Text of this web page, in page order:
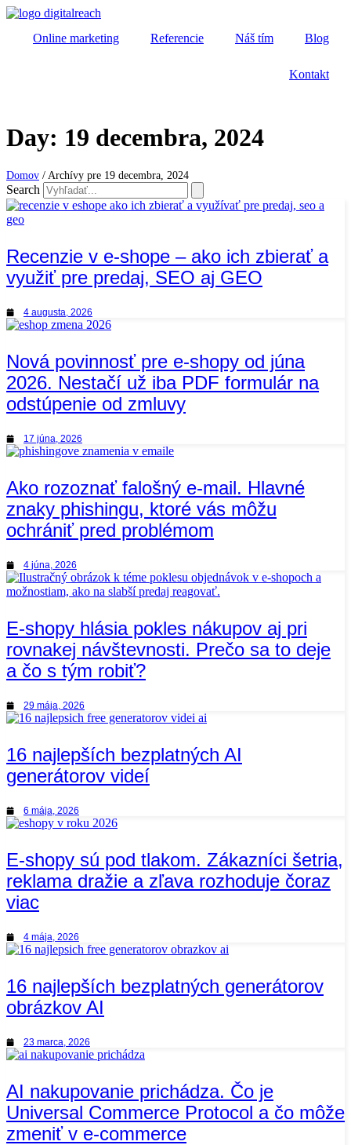
Online marketing Referencie Náš tím Blog
Kontakt
Day: 19 decembra, 2024
Domov / Archívy pre 19 decembra, 2024
Search
Recenzie v e-shope – ako ich zbierať a
využiť pre predaj, SEO aj GEO
4 augusta, 2026
Nová povinnosť pre e-shopy od júna
2026. Nestačí už iba PDF formulár na
odstúpenie od zmluvy
17 júna, 2026
Ako rozoznať falošný e-mail. Hlavné
znaky phishingu, ktoré vás môžu
ochrániť pred problémom
4 júna, 2026
E-shopy hlásia pokles nákupov aj pri
rovnakej návštevnosti. Prečo sa to deje
a čo s tým robiť?
29 mája, 2026
16 najlepších bezplatných AI
generátorov videí
6 mája, 2026
E-shopy sú pod tlakom. Zákazníci šetria,
reklama dražie a zľava rozhoduje čoraz
viac
4 mája, 2026
16 najlepších bezplatných generátorov
obrázkov AI
23 marca, 2026
AI nakupovanie prichádza. Čo je
Universal Commerce Protocol a čo môže
zmeniť v e-commerce